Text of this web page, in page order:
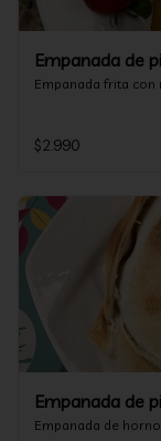
Empanada de
Empanada frita con
$2.990
Empanada de
Empanada de